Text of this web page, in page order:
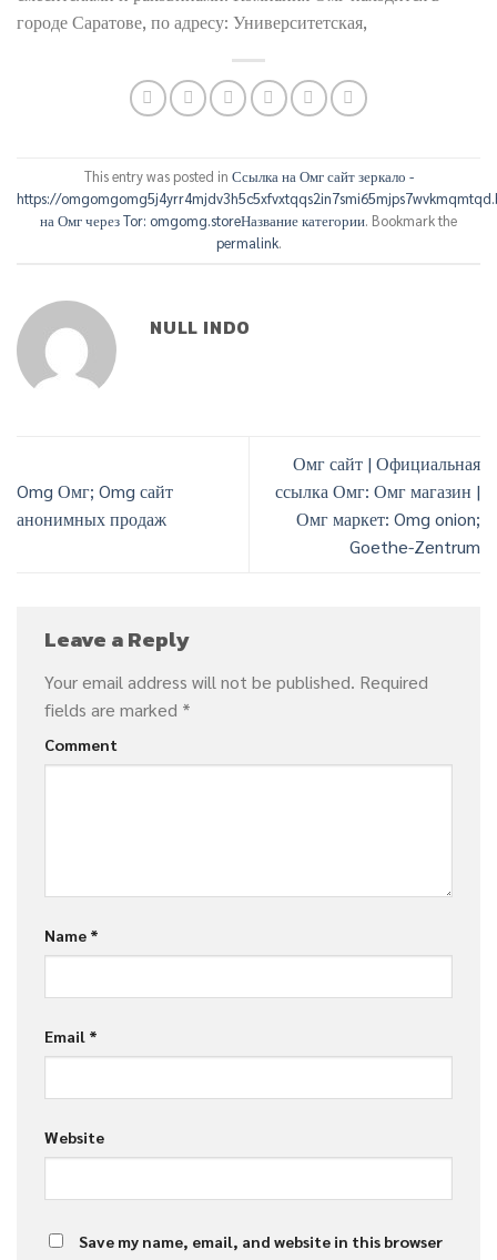
городе Саратове, по адресу: Университетская,
This entry was posted in Ссылка на Омг сайт зеркало -
https://
на Омг через Tor: omgomg.storeНазвание категории. Bookmark the
permalink.
NULL INDO
Omg Омг; Omg сайт
анонимных продаж
Омг сайт | Официальная
ссылка Омг: Омг магазин |
Омг маркет: Omg onion;
Goethe-Zentrum
Leave a Reply
Your email address will not be published. Required
fields are marked *
Comment
Name *
Email *
Website
Save my name, email, and website in this browser